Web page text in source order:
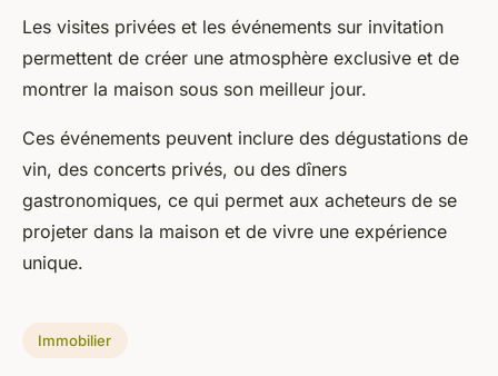
Les visites privées et les événements sur invitation
permettent de créer une atmosphère exclusive et de
montrer la maison sous son meilleur jour.
Ces événements peuvent inclure des dégustations de
vin, des concerts privés, ou des dîners
gastronomiques, ce qui permet aux acheteurs de se
projeter dans la maison et de vivre une expérience
unique.
Immobilier